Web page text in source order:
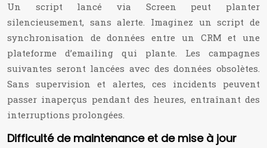
Un script lancé via Screen peut planter
silencieusement, sans alerte. Imaginez un script de
synchronisation de données entre un CRM et une
plateforme d’emailing qui plante. Les campagnes
suivantes seront lancées avec des données obsolètes.
Sans supervision et alertes, ces incidents peuvent
passer inaperçus pendant des heures, entraînant des
interruptions prolongées.
Difficulté de maintenance et de mise à jour